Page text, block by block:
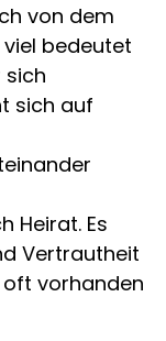
von dem
bedeutet
sich
sich auf
Heirat. Es
Vertrautheit
oft vorhanden